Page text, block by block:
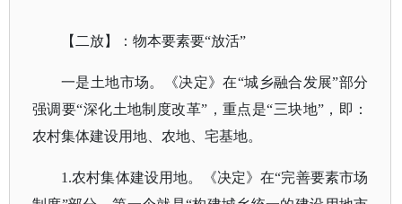
【二放】：物本要素要“放活”
一是土地市场。《决定》在“城乡融合发展”部分
强调要“深化土地制度改革”，重点是“三块地”，即：
农村集体建设用地、农地、宅基地。
1.农村集体建设用地。《决定》在“完善要素市场